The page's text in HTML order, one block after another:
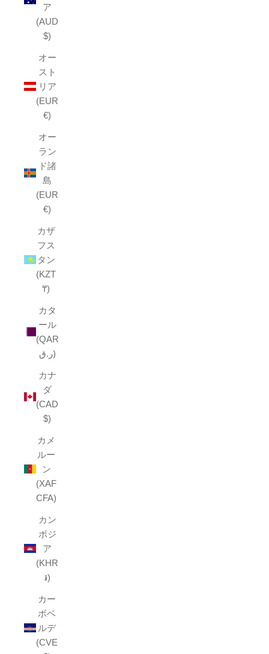
ア
(AUD
$)
オー
スト
リア
(EUR
€)
オー
ラン
ド諸
島
(EUR
€)
カザ
フス
タン
(KZT
₸)
カタ
ール
(QAR
ر.ق)
カナ
ダ
(CAD
$)
カメ
ルー
ン
(XAF
CFA)
カン
ボジ
ア
(KHR
៛)
カー
ボベ
ルデ
(CVE